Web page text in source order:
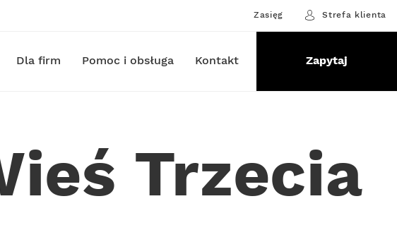
Zasięg Strefa klienta
Dla firm Pomoc i obsługa Kontakt Zapytaj
Trzecia